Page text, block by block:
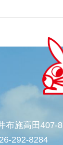
布施高田407-8
292-8284